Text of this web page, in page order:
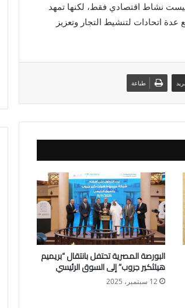
نشاط اقتصادي فقط، لكنها تمهد
اتحادات لتنشيط التجار وتعزيز
طباعة
البورصة المصرية تحتفل بانتقال “بريميم
هيلثكير جروب” إلى السوق الرئيسي
12 سبتمبر، 2025